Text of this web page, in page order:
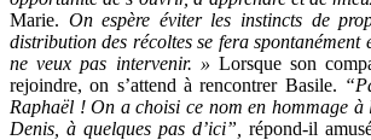
Marie. On espère éviter les instincts de
distribution des récoltes se fera spontanément
ne veux pas intervenir. » Lorsque son
rejoindre, on s’attend à rencontrer Basile.
Raphaël ! On a choisi ce nom en hommage à
Denis, à quelques pas d’ici”,
répond-il